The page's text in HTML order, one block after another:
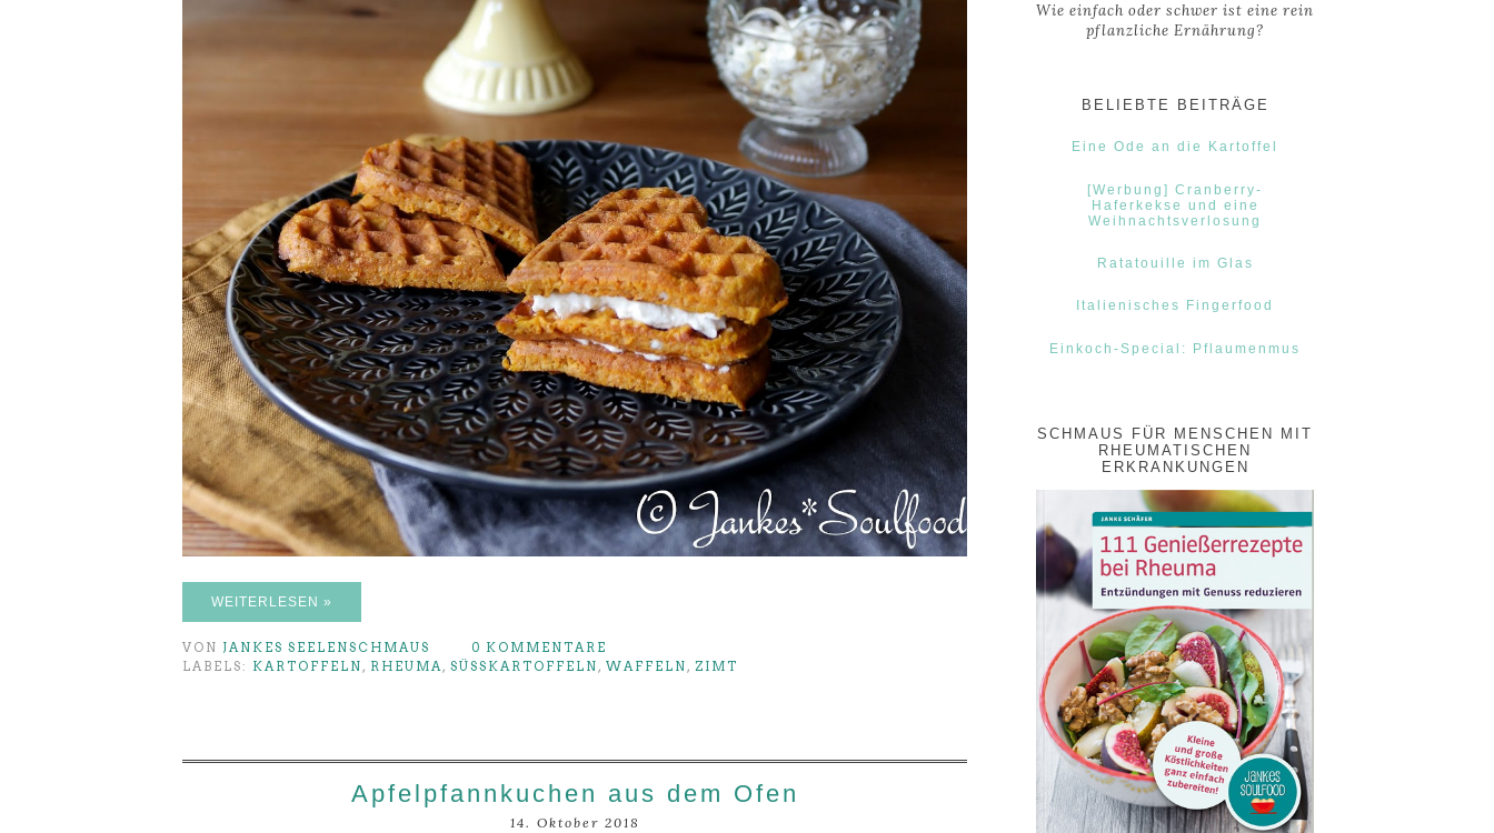
WEITERLESEN »
VON JANKES SEELENSCHMAUS
0 KOMMENTARE
LABELS: KARTOFFELN , RHEUMA , SÜSSKARTOFFELN , WAFFELN , ZIMT
Apfelpfannkuchen aus dem Ofen
14. Oktober 2018
Wie einfach oder schwer ist eine rein
pflanzliche Ernährung?
BELIEBTE BEITRÄGE
Eine Ode an die Kartoffel
[Werbung] Cranberry-
Haferkekse und eine
Weihnachtsverlosung
Ratatouille im Glas
Italienisches Fingerfood
Einkoch-Special: Pflaumenmus
SCHMAUS FÜR MENSCHEN MIT
RHEUMATISCHEN
ERKRANKUNGEN